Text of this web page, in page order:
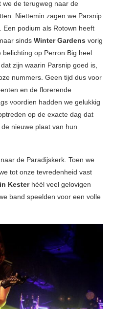
we de terugweg naar de
Niettemin zagen we Parsnip
podium als Rotown heeft
sinds Winter Gardens vorig
op Perron Big heel
zijn waarin Parsnip goed is,
nummers. Geen tijd dus voor
en de florerende
voordien hadden we gelukkig
op de exacte dag dat
nieuwe plaat van hun
de Paradijskerk. Toen we
tot onze tevredenheid vast
Kesterhéél veel gelovigen
band speelden voor een volle